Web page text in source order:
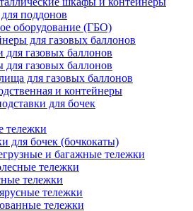
поддонов
оборудование (ГБО)
для газовых баллонов
для газовых баллонов
газовых баллонов
для газовых баллонов
и контейнеры
для бочек
тележки
для бочек (бочкокаты)
и багажные тележки
тележки
тележки
тележки
тележки